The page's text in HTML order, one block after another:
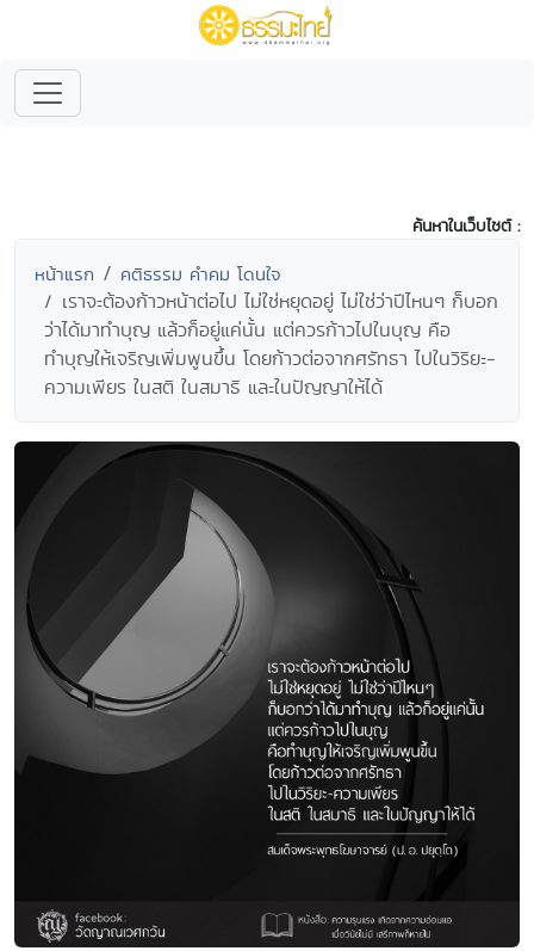
ค้นหาในเว็บไซต์ :
หน้าแรก คติธรรม คำคม โดนใจ
เราจะต้องก้าวหน้าต่อไป ไม่ใช่หยุดอยู่ ไม่ใช่ว่าปีไหนๆ ก็บอก
ว่าได้มาทำบุญ แล้วก็อยู่แค่นั้น แต่ควรก้าวไปในบุญ คือ
ทำบุญให้เจริญเพิ่มพูนขึ้น โดยก้าวต่อจากศรัทธา ไปในวิริยะ-
ความเพียร ในสติ ในสมาธิ และในปัญญาให้ได้